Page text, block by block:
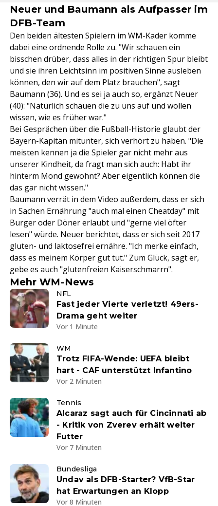
Neuer und Baumann als Aufpasser im
DFB-Team
Den beiden ältesten Spielern im WM-Kader komme
dabei eine ordnende Rolle zu. "Wir schauen ein
bisschen drüber, dass alles in der richtigen Spur bleibt
und sie ihren Leichtsinn im positiven Sinne ausleben
können, den wir auf dem Platz brauchen", sagt
Baumann (36). Und es sei ja auch so, ergänzt Neuer
(40): "Natürlich schauen die zu uns auf und wollen
wissen, wie es früher war."
Bei Gesprächen über die Fußball-Historie glaubt der
Bayern-Kapitän mitunter, sich verhört zu haben. "Die
meisten kennen ja die Spieler gar nicht mehr aus
unserer Kindheit, da fragt man sich auch: Habt ihr
hinterm Mond gewohnt? Aber eigentlich können die
das gar nicht wissen."
Baumann verrät in dem Video außerdem, dass er sich
in Sachen Ernährung "auch mal einen Cheatday" mit
Burger oder Döner erlaubt und "gerne viel öfter
lesen" würde. Neuer berichtet, dass er sich seit 2017
gluten- und laktosefrei ernähre. "Ich merke einfach,
dass es meinem Körper gut tut." Zum Glück, sagt er,
gebe es auch "glutenfreien Kaiserschmarrn".
Mehr WM-News
NFL
Fast jeder Vierte verletzt! 49ers-
Drama geht weiter
Vor 1 Minute
WM
Trotz FIFA-Wende: UEFA bleibt
hart - CAF unterstützt Infantino
Vor 2 Minuten
Tennis
Alcaraz sagt auch für Cincinnati ab
- Kritik von Zverev erhält weiter
Futter
Vor 7 Minuten
Bundesliga
Undav als DFB-Starter? VfB-Star
hat Erwartungen an Klopp
Vor 8 Minuten